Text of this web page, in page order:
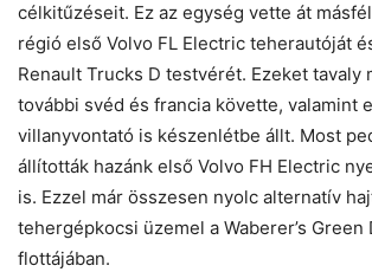
célkitűzéseit. Ez az egység vette át
régió első Volvo FL Electric teherautóját
Renault Trucks D testvérét. Ezeket tavaly
további svéd és francia követte, valamint
villanyvontató is készenlétbe állt. Most
állították hazánk első Volvo FH Electric
is. Ezzel már összesen nyolc alternatív
tehergépkocsi üzemel a Waberer’s Green
flottájában.